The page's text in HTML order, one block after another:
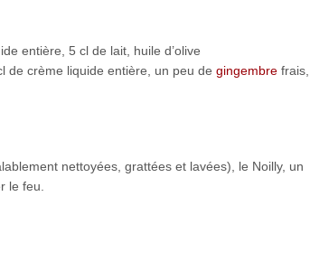
entière, 5 cl de lait, huile d’olive
de crème liquide entière, un peu de gingembrefrais,
nettoyées, grattées et lavées), le Noilly, un
le feu.